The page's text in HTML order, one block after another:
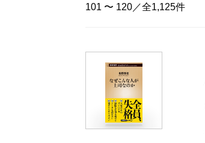
101 〜 120／全1,125件